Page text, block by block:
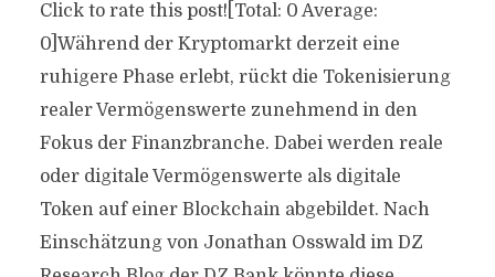
Click to rate this post![Total: 0 Average:
0]Während der Kryptomarkt derzeit eine
ruhigere Phase erlebt, rückt die Tokenisierung
realer Vermögenswerte zunehmend in den
Fokus der Finanzbranche. Dabei werden reale
oder digitale Vermögenswerte als digitale
Token auf einer Blockchain abgebildet. Nach
Einschätzung von Jonathan Osswald im DZ